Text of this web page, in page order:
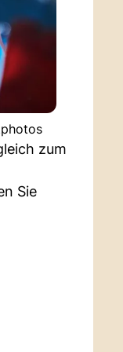
zum
Sie